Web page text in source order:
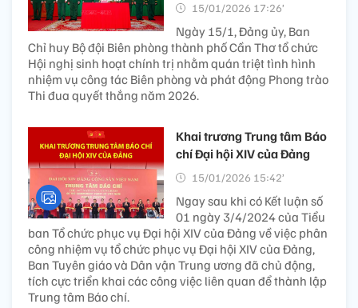
15/01/2026 17:26’
Ngày 15/1, Đảng ủy, Ban
Chỉ huy Bộ đội Biên phòng thành phố Cần Thơ tổ chức
Hội nghị sinh hoạt chính trị nhằm quán triệt tình hình
nhiệm vụ công tác Biên phòng và phát động Phong trào
Thi đua quyết thắng năm 2026.
Khai trương Trung tâm Báo
chí Đại hội XIV của Đảng
15/01/2026 15:42’
Ngay sau khi có Kết luận số
01 ngày 3/4/2024 của Tiểu
ban Tổ chức phục vụ Đại hội XIV của Đảng về việc phân
công nhiệm vụ tổ chức phục vụ Đại hội XIV của Đảng,
Ban Tuyên giáo và Dân vận Trung ương đã chủ động,
tích cực triển khai các công việc liên quan để thành lập
Trung tâm Báo chí.